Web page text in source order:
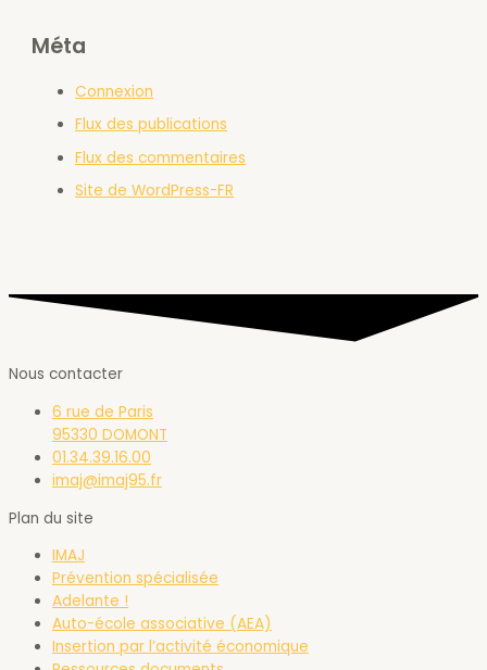
Méta
Connexion
Flux des publications
Flux des commentaires
Site de WordPress-FR
Nous contacter
6 rue de Paris
95330 DOMONT
01.34.39.16.00
imaj@imaj95.fr
Plan du site
IMAJ
Prévention spécialisée
Adelante !
Auto-école associative (AEA)
Insertion par l’activité économique